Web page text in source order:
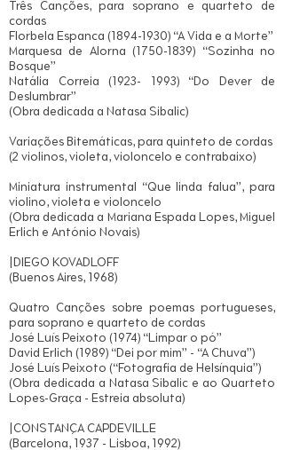
Três Canções, para soprano e quarteto de
cordas
Florbela Espanca (1894-1930) “A Vida e a Morte”
Marquesa de Alorna(1750-1839) “Sozinha no
Bosque”
Natália Correia (1923- 1993)“Do Dever de
Deslumbrar”
(Obra dedicada a Natasa Sibalic)
Variações Bitemáticas, para quinteto de cordas
(2 violinos, violeta, violoncelo e contrabaixo)
Miniatura instrumental “Que linda falua”, para
violino, violeta e violoncelo
(Obra dedicada a Mariana Espada Lopes, Miguel
Erlich e António Novais)
|DIEGO KOVADLOFF
(Buenos Aires, 1968)
Quatro Canções sobre poemas portugueses,
para soprano e quarteto de cordas
José Luís Peixoto (1974) “Limpar o pó”
David Erlich (1989) “Dei por mim” - “A Chuva”)
José Luís Peixoto (“Fotografia de Helsínquia”)
(Obra dedicada a Natasa Sibalic e ao Quarteto
Lopes-Graça - Estreia absoluta)
|CONSTANÇA CAPDEVILLE
(Barcelona, 1937 - Lisboa, 1992)